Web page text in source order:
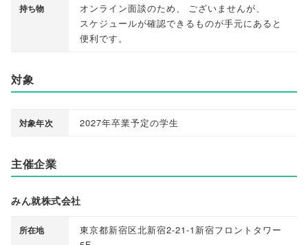
持ち物 オンライン面談のため、 ございませんが、
スケジュールが確認できるものが手元にあると
便利です。
対象
対象年次 2027年卒業予定の学生
主催企業
みん就株式会社
所在地
東京都新宿区北新宿2-21-1新宿フロントタワー